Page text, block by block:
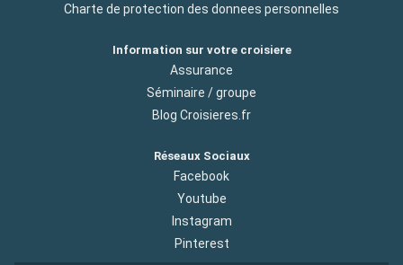
Charte de protection des donnees personnelles
Information sur votre croisiere
Assurance
Séminaire / groupe
Blog Croisieres.fr
Réseaux Sociaux
Facebook
Youtube
Instagram
Pinterest